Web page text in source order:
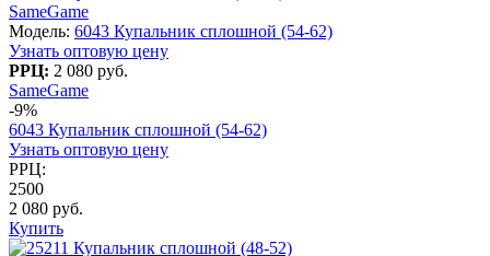
SameGame
Модель: 6043 Купальник сплошной (54-62)
Узнать оптовую цену
РРЦ: 2 080 руб.
SameGame
-9%
6043 Купальник сплошной (54-62)
Узнать оптовую цену
РРЦ:
2500
2 080 руб.
Купить